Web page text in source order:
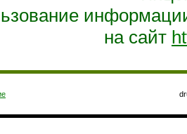
на сайт